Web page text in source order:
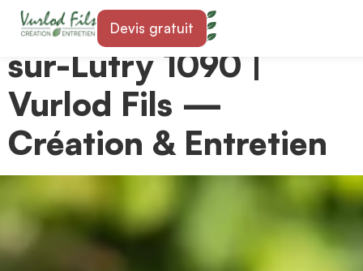
Devis gratuit
Paysagiste à La Croix-
sur-Lutry 1090 |
Vurlod Fils —
Création & Entretien